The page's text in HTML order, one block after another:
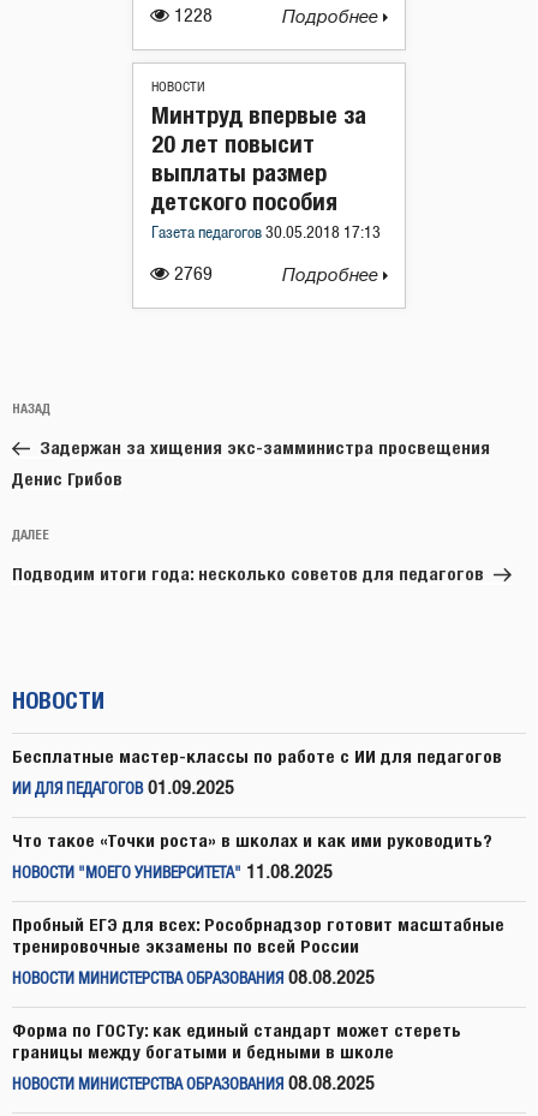
1228 Подробнее
НОВОСТИ
2769
Минтруд впервые за
20 лет повысит
выплаты размер
детского пособия
Газета педагогов 30.05.2018 17:13
Подробнее
по
записям
Предыдущая
запись:
НАЗАД
Задержан за хищения экс-замминистра просвещения
Денис Грибов
Следующая
запись
ДАЛЕЕ
Подводим итоги года: несколько советов для педагогов
НОВОСТИ
Бесплатные мастер-классы по работе с ИИ для педагогов
ИИ ДЛЯ ПЕДАГОГОВ 01.09.2025
Что такое «Точки роста» в школах и как ими руководить?
НОВОСТИ "МОЕГО УНИВЕРСИТЕТА" 11.08.2025
Пробный ЕГЭ для всех: Рособрнадзор готовит масштабные
тренировочные экзамены по всей России
НОВОСТИ МИНИСТЕРСТВА ОБРАЗОВАНИЯ 08.08.2025
Форма по ГОСТу: как единый стандарт может стереть
границы между богатыми и бедными в школе
НОВОСТИ МИНИСТЕРСТВА ОБРАЗОВАНИЯ 08.08.2025